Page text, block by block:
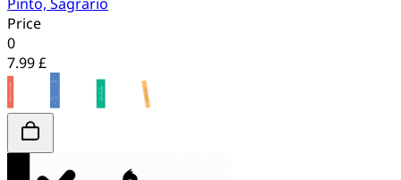
Pinto, Sagrario
Price
0
7.99 £